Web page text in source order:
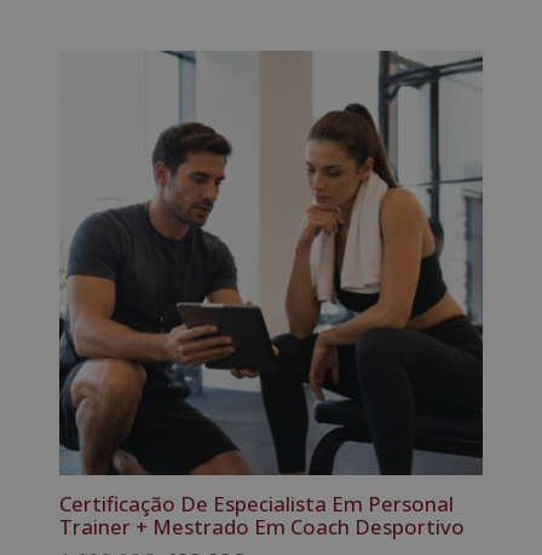
era:
Certificação De Especialista Em Personal
Trainer + Mestrado Em Coach Desportivo